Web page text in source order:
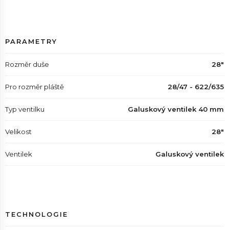
PARAMETRY
Rozměr duše 28"
Pro rozměr pláště 28/47 - 622/635
Typ ventilku Galuskový ventilek 40 mm
Velikost 28"
Ventilek Galuskový ventilek
TECHNOLOGIE